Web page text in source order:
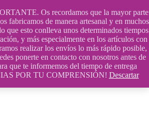
Os recordamos que la mayor parte
fabricamos de manera artesanal y en muchos
que esto conlleva unos determinados tiempos
y más especialmente en los artículos con
realizar los envíos lo más rápido posible,
ponerte en contacto con nosotros antes de
que te informemos del tiempo de entrega
POR TU COMPRENSIÓN! Descartar
10:00 a 14:00